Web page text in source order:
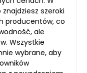
szeroki
producentów, co
ale
Wszystkie
wybrane, aby